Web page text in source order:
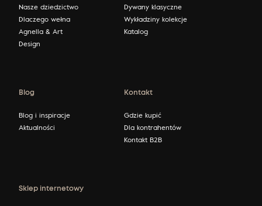
Nasze dziedzictwo
Dlaczego wełna
Agnella & Art
Design
Dywany klasyczne
Wykładziny kolekcje
Katalog
Blog
Blog i inspiracje
Aktualności
Kontakt
Gdzie kupić
Dla kontrahentów
Kontakt B2B
Sklep internetowy